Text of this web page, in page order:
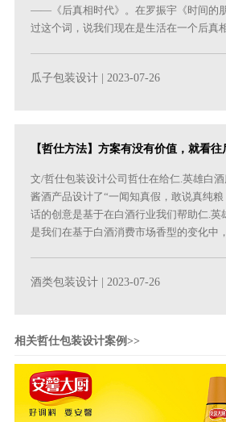
——《后真相时代》。在罗振宇《时间的
过这个词，说我们现在是生活在一个后真
瓜子包装设计 | 2023-07-26
【哲仕方法】方案有没有价值，就看
文/哲仕包装设计公司哲仕在给仁.英雄白
酱酒产品设计了“一闻知真假，敢说真纯
话的创意是基于在白酒行业我们帮助仁.英
是我们在基于白酒消费市场香型的变化中，
酒类包装设计 | 2023-07-26
相关哲仕包装设计案例>>